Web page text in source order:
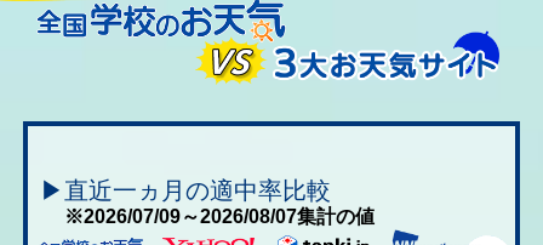
▶直近一ヵ月の適中率比較
※2026/07/09～2026/08/07集計の値